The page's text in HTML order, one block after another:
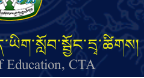
Education, CTA